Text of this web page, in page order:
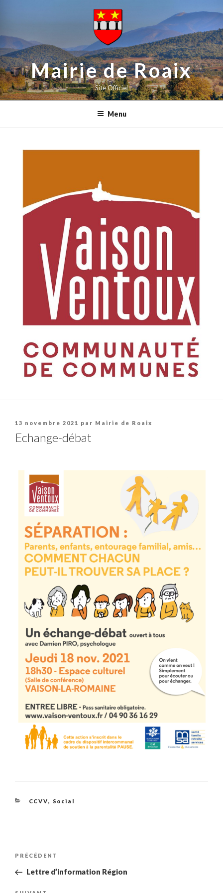
principal
Mairie de Roaix
Site Officiel
Menu
Publié
13 novembre 2021 par Mairie de Roaix
Echange-débat
Catégories
CCVV, Social
Navigation
l’article
Article
précédent
PRÉCÉDENT
Lettre d’information Région